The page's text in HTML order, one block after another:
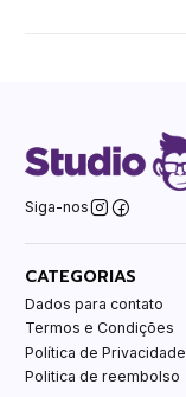
Siga-nos
CATEGORIAS
Dados para contato
Termos e Condições
Política de Privacidade
Politica de reembolso